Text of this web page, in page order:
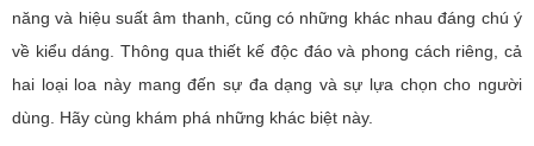
năng và hiệu suất âm thanh, cũng có những khác nhau đáng chú ý
về kiểu dáng. Thông qua thiết kế độc đáo và phong cách riêng, cả
hai loại loa này mang đến sự đa dạng và sự lựa chọn cho người
dùng. Hãy cùng khám phá những khác biệt này.